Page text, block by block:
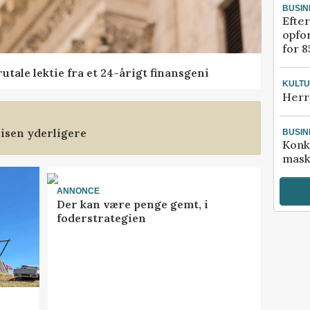
lektie fra et 24-årigt finansgeni
yderligere
ANNONCE
Der kan være penge gemt, i
foderstrategien
for